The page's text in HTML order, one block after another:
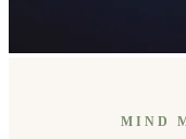
MIND